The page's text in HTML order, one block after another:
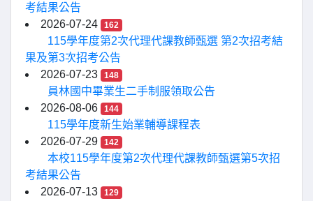
考結果公告
2026-07-24
162
115學年度第2次代理代課教師甄選 第2次招考結
果及第3次招考公告
2026-07-23
148
員林國中畢業生二手制服領取公告
2026-08-06
144
115學年度新生始業輔導課程表
2026-07-29
142
本校115學年度第2次代理代課教師甄選第5次招
考結果公告
2026-07-13
129